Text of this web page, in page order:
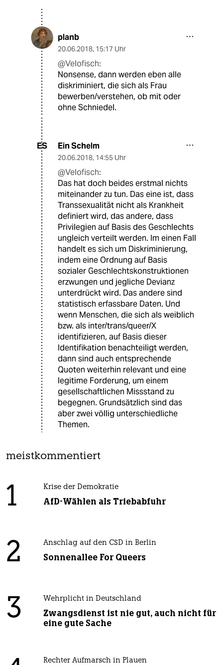
planb
20.06.2018, 15:17 Uhr
@Velofisch:
Nonsense, dann werden eben alle
diskriminiert, die sich als Frau
bewerben/verstehen, ob mit oder
ohne Schniedel.
ES Ein Schelm
20.06.2018, 14:55 Uhr
@Velofisch:
Das hat doch beides erstmal nichts
miteinander zu tun. Das eine ist, dass
Transsexualität nicht als Krankheit
definiert wird, das andere, dass
Privilegien auf Basis des Geschlechts
ungleich verteilt werden. Im einen Fall
handelt es sich um Diskriminierung,
indem eine Ordnung auf Basis
sozialer Geschlechtskonstruktionen
erzwungen und jegliche Devianz
unterdrückt wird. Das andere sind
statistisch erfassbare Daten. Und
wenn Menschen, die sich als weiblich
bzw. als inter/trans/queer/X
identifizieren, auf Basis dieser
Identifikation benachteiligt werden,
dann sind auch entsprechende
Quoten weiterhin relevant und eine
legitime Forderung, um einem
gesellschaftlichen Missstand zu
begegnen. Grundsätzlich sind das
aber zwei völlig unterschiedliche
Themen.
meistkommentiert
1 Krise der Demokratie
AfD-Wählen als Triebabfuhr
2 Anschlag auf den CSD in Berlin
Sonnenallee For Queers
3 Wehrplicht in Deutschland
Zwangsdienst ist nie gut, auch nicht für
eine gute Sache
Rechter Aufmarsch in Plauen